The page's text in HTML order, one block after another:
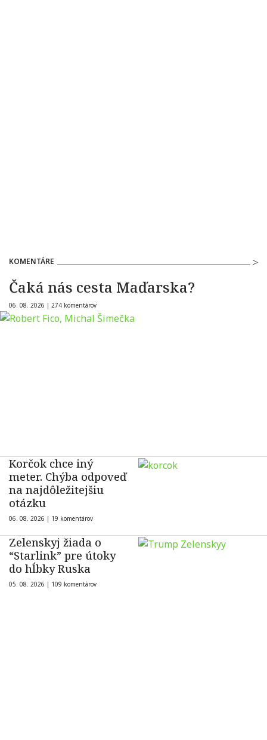
KOMENTÁRE
Čaká nás cesta Maďarska?
06. 08. 2026 | 274 komentárov
Korčok chce iný
meter. Chýba odpoveď
na najdôležitejšiu
otázku
06. 08. 2026 | 19 komentárov
Zelenskyj žiada o
“Starlink” pre útoky
do hĺbky Ruska
05. 08. 2026 | 109 komentárov